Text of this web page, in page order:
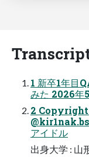
1 新卒1年目
みた 2026年
2 Copyright
アイドル
出身大学 : 山